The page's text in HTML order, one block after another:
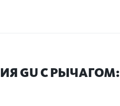
GU С РЫЧАГОМ: